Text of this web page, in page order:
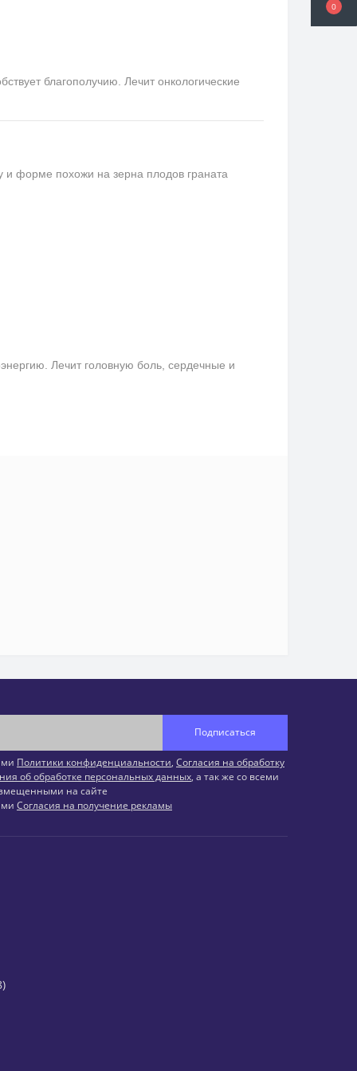
0
благополучию. Лечит онкологические
и форме похожи на зерна плодов граната
Лечит головную боль, сердечные и
Подписаться
Политики конфиденциальности, Согласия на обработку
об обработке персональных данных, а так же со всеми
на сайте
Согласия на получение рекламы